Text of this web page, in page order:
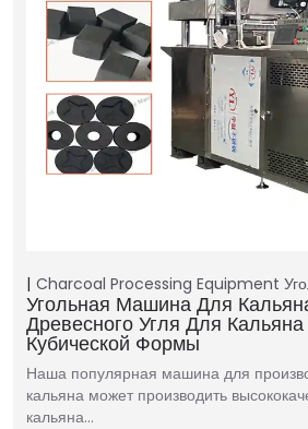
Charcoal Processing Equipment
Угольная Машина Для
Древесного Угля Для
Кубической Формы
Наша популярная машина для
кальяна может производить
кальяна…